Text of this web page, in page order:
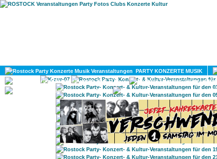
PARTY KONZERTE MUSIK
KULTUR
GAY